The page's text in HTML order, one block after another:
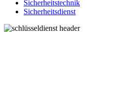
Sicherheitstechnik
Sicherheitsdienst